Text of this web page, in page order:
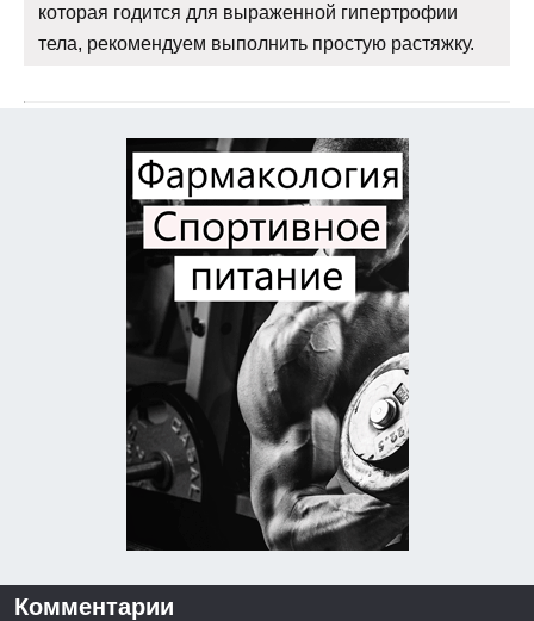
которая годится для выраженной гипертрофии
тела, рекомендуем выполнить простую растяжку.
Комментарии